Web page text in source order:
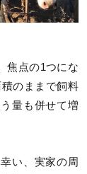
焦点の1つにな
のままで飼料
量も併せて増
い、実家の周